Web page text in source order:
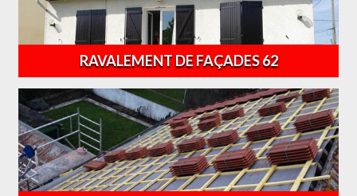
RAVALEMENT DE FAÇADES 62